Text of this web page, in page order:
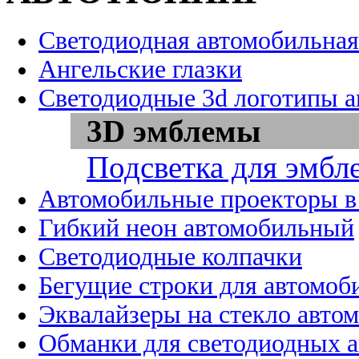
Светодиодная
Ангельские глазки
Светодиодные 3d логотипы
3D эмблемы
Подсветка для
Автомобильные проекторы
Гибкий неон автомобильный
Светодиодные колпачки
Бегущие строки для
Эквалайзеры на стекло
Обманки для светодиодных